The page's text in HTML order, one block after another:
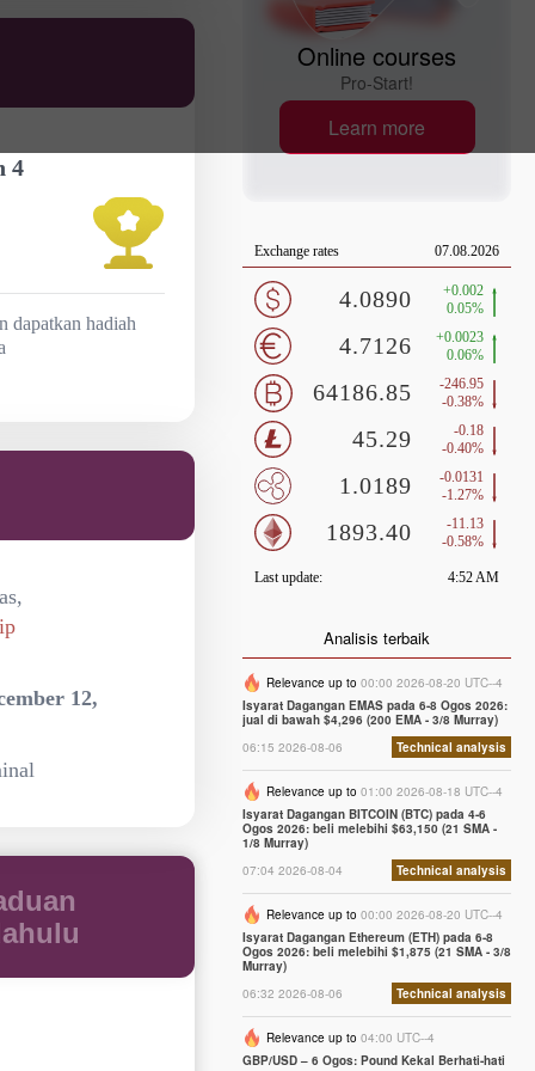
4
dapatkan hadiah
12,
Online courses
Pro-Start!
Learn more
Analisis terbaik
Relevance up to 00:00 2026-08-20 UTC--4
Isyarat Dagangan EMAS pada 6-8 Ogos 2026:
jual di bawah $4,296 (200 EMA - 3/8 Murray)
06:15 2026-08-06
Technical analysis
Relevance up to 01:00 2026-08-18 UTC--4
Isyarat Dagangan BITCOIN (BTC) pada 4-6
Ogos 2026: beli melebihi $63,150 (21 SMA -
1/8 Murray)
07:04 2026-08-04
Technical analysis
Relevance up to 00:00 2026-08-20 UTC--4
Isyarat Dagangan Ethereum (ETH) pada 6-8
Ogos 2026: beli melebihi $1,875 (21 SMA - 3/8
Murray)
06:32 2026-08-06
Technical analysis
Relevance up to 04:00 UTC--4
GBP/USD – 6 Ogos: Pound Kekal Berhati-hati